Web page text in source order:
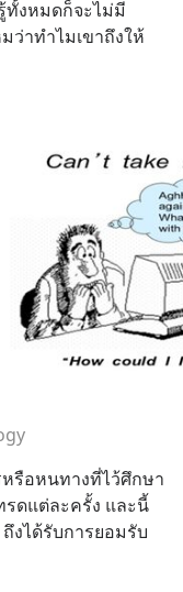
งหมดก็จะไม่มี
ว่าทำไมเขาถึงให้
รือหนทางที่ไว้ศึกษา
รดแต่ละครั้ง และนี้
งได้รับการยอมรับ